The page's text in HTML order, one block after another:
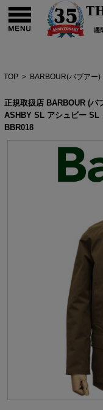
TOP > BARBOUR(バブアー)
正規取扱店 BARBOUR (バ
ASHBY SL アシュビー SL
BBR018